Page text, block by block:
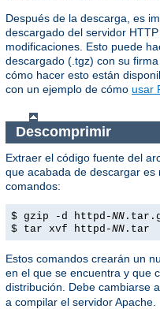
Después de la descarga, es
descargado del servidor
modificaciones. Esto puede
descargado (.tgz) con su
cómo hacer esto están
con un ejemplo de cómo usar
Descomprimir
Extraer el código fuente del
que acabada de descargar es
comandos:
$ gzip -d httpd-NN
$ tar xvf httpd-NN .tar
Estos comandos crearán un
en el que se encuentra y que
distribución. Debe cambiarse
a compilar el servidor Apache.